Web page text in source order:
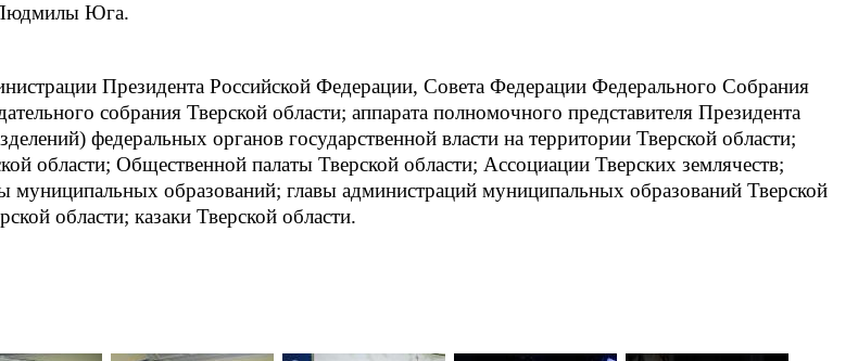
Людмилы Юга.
Президента Российской Федерации, Совета Федерации Федерального Собрания
собрания Тверской области; аппарата полномочного представителя Президента
федеральных органов государственной власти на территории Тверской области;
области; Общественной палаты Тверской области; Ассоциации Тверских землячеств;
муниципальных образований; главы администраций муниципальных образований Тверской
области; казаки Тверской области.